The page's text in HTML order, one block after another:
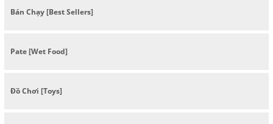
Bán Chạy [Best Sellers]
Pate [Wet Food]
Đồ Chơi [Toys]